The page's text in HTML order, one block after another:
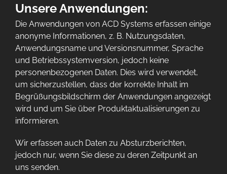
Unsere Anwendungen:
Die Anwendungen von ACD Systems erfassen einige
anonyme Informationen, z. B. Nutzungsdaten,
Anwendungsname und Versionsnummer, Sprache
und Betriebssystemversion, jedoch keine
personenbezogenen Daten. Dies wird verwendet,
um sicherzustellen, dass der korrekte Inhalt im
Begrüßungsbildschirm der Anwendungen angezeigt
wird und um Sie über Produktaktualisierungen zu
informieren.
Wir erfassen auch Daten zu Absturzberichten,
jedoch nur, wenn Sie diese zu deren Zeitpunkt an
uns senden.